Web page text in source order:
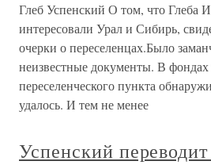
Глеб Успенский О том, что Глеба
интересовали Урал и Сибирь,
очерки о переселенцах.Было
неизвестные документы. В фондах
переселенческого пункта
удалось. И тем не менее
Успенский